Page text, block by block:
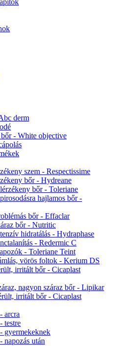
derm
- White objective
szem - Respectissime
bőr - Hydreane
bőr - Toleriane
hajlamos bőr -
bőr - Effaclar
bőr - Nutritic
hidratálás - Hydraphase
- Redermic C
- Toleriane Teint
vörös foltok - Kerium DS
irritált bőr - Cicaplast
nagyon száraz bőr - Lipikar
irritált bőr - Cicaplast
arcra
testre
gyermekeknek
napozás után